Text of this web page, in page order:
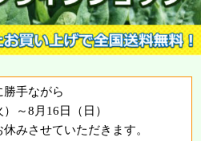
勝手ながら
～8月16日（日）
みさせていただきます。